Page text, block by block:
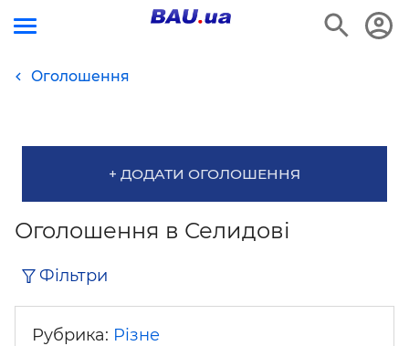
Оголошення
+ ДОДАТИ ОГОЛОШЕННЯ
Оголошення в Селидові
Фільтри
Рубрика: Різне